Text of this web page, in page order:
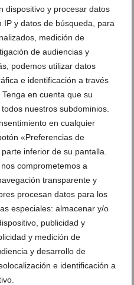
dispositivo y procesar datos
IP y datos de búsqueda, para
medición de
de audiencias y
podemos utilizar datos
e identificación a través
en cuenta que su
nuestros subdominios.
en cualquier
«Preferencias de
inferior de su pantalla.
comprometemos a
transparente y
procesan datos para los
especiales: almacenar y/o
publicidad y
y medición de
y desarrollo de
e identificación a